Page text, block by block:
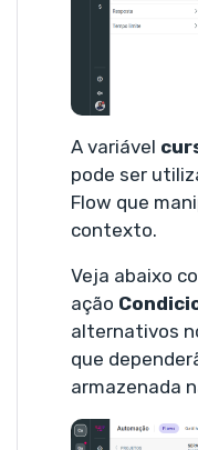
A variável
pode ser
Flow que
contexto.
Veja abaixo
ação
alternativos
que
armazenada